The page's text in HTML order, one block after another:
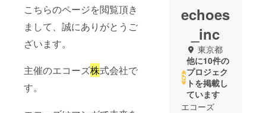
こちらのページを閲覧頂き
まして、誠にありがとうご
ざいます。
主催のエコーズ株式会社で
す。
echoes
_inc
東京都
他に10件の
プロジェク
トを掲載し
ています
エコーズ